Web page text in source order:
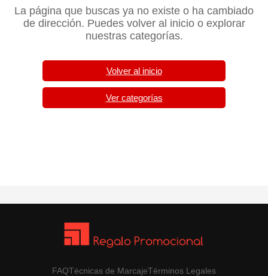
La página que buscas ya no existe o ha cambiado
de dirección. Puedes volver al inicio o explorar
nuestras categorías.
Volver al inicio
Ver categorías
FAQTécnicas de MarcajeTérminos Legales